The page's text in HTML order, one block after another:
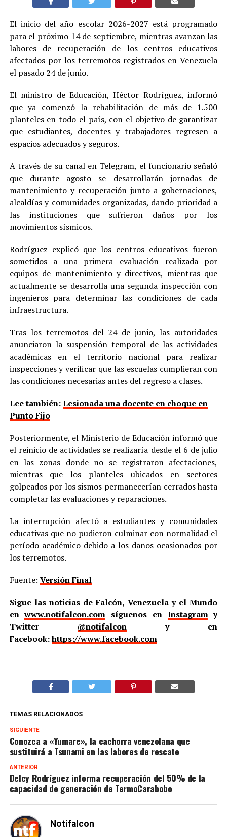
El inicio del año escolar 2026-2027 está programado
para el próximo 14 de septiembre, mientras avanzan las
labores de recuperación de los centros educativos
afectados por los terremotos registrados en Venezuela
el pasado 24 de junio.
El ministro de Educación, Héctor Rodríguez, informó
que ya comenzó la rehabilitación de más de 1.500
planteles en todo el país, con el objetivo de garantizar
que estudiantes, docentes y trabajadores regresen a
espacios adecuados y seguros.
A través de su canal en Telegram, el funcionario señaló
que durante agosto se desarrollarán jornadas de
mantenimiento y recuperación junto a gobernaciones,
alcaldías y comunidades organizadas, dando prioridad a
las instituciones que sufrieron daños por los
movimientos sísmicos.
Rodríguez explicó que los centros educativos fueron
sometidos a una primera evaluación realizada por
equipos de mantenimiento y directivos, mientras que
actualmente se desarrolla una segunda inspección con
ingenieros para determinar las condiciones de cada
infraestructura.
Tras los terremotos del 24 de junio, las autoridades
anunciaron la suspensión temporal de las actividades
académicas en el territorio nacional para realizar
inspecciones y verificar que las escuelas cumplieran con
las condiciones necesarias antes del regreso a clases.
Lee también:Lesionada una docente en choque en
Punto Fijo
Posteriormente, el Ministerio de Educación informó que
el reinicio de actividades se realizaría desde el 6 de julio
en las zonas donde no se registraron afectaciones,
mientras que los planteles ubicados en sectores
golpeados por los sismos permanecerían cerrados hasta
completar las evaluaciones y reparaciones.
La interrupción afectó a estudiantes y comunidades
educativas que no pudieron culminar con normalidad el
período académico debido a los daños ocasionados por
los terremotos.
Fuente: Versión Final
Sigue las noticias de Falcón, Venezuela y el Mundo
enwww.notifalcon.com síguenos en Instagramy
Twitter @notifalcony en
Facebook:https://www.facebook.com
TEMAS RELACIONADOS
SIGUIENTE
Conozca a «Yumare», la cachorra venezolana que
sustituirá a Tsunami en las labores de rescate
ANTERIOR
Delcy Rodríguez informa recuperación del 50% de la
capacidad de generación de TermoCarabobo
Notifalcon